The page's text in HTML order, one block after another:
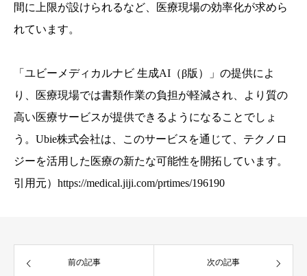
間に上限が設けられるなど、医療現場の効率化が求めら
れています。
「ユビーメディカルナビ 生成AI（β版）」の提供によ
り、医療現場では書類作業の負担が軽減され、より質の
高い医療サービスが提供できるようになることでしょ
う。Ubie株式会社は、このサービスを通じて、テクノロ
ジーを活用した医療の新たな可能性を開拓しています。
引用元） https://medical.jiji.com/prtimes/196190
前の記事 次の記事